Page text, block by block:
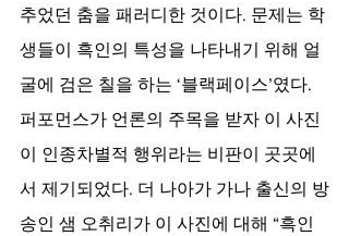
추었던 춤을 패러디한 것이다. 문제는 학
생들이 흑인의 특성을 나타내기 위해 얼
굴에 검은 칠을 하는 ‘블랙페이스’였다.
퍼포먼스가 언론의 주목을 받자 이 사진
이 인종차별적 행위라는 비판이 곳곳에
서 제기되었다. 더 나아가 가나 출신의 방
송인 샘 오취리가 이 사진에 대해 “흑인